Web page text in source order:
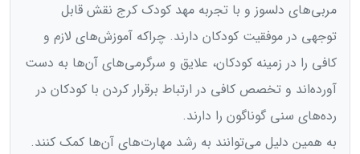
مربی‌های دلسوز و با تجربه مهد کودک کرج نقش قابل
توجهی در موفقیت کودکان دارند. چراکه آموزش‌های لازم و
کافی را در زمینه کودکان، علایق و سرگرمی‌های آن‌ها به دست
آورده‌اند و تخصص کافی در ارتباط برقرار کردن با کودکان در
رده‌های سنی گوناگون را دارند.
به همین دلیل می‌توانند به رشد مهارت‌های آن‌ها کمک کنند.